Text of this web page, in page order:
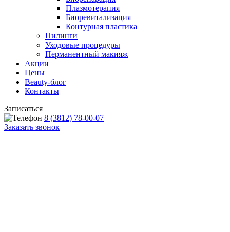
Плазмотерапия
Биоревитализация
Контурная пластика
Пилинги
Уходовые процедуры
Перманентный макияж
Акции
Цены
Beauty-блог
Контакты
Записаться
8 (3812) 78-00-07
Заказать звонок